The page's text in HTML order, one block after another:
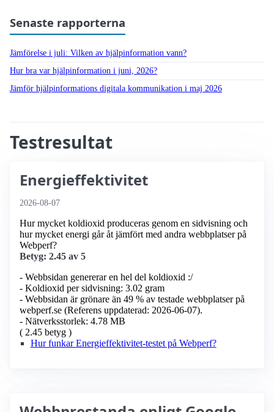
Senaste rapporterna
Jämförelse i juli: Vilken av hjälpinformation vann?
Hur bra var hjälpinformation i juni, 2026?
Jämför hjälpinformations digitala kommunikation i maj 2026
Testresultat
Energieffektivitet
2026-08-07
Hur mycket koldioxid produceras genom en sidvisning och
hur mycket energi går åt jämfört med andra webbplatser på
Webperf?
Betyg: 2.45 av 5
- Webbsidan genererar en hel del koldioxid :/
- Koldioxid per sidvisning: 3.02 gram
- Webbsidan är grönare än 49 % av testade webbplatser på
webperf.se (Referens uppdaterad: 2026-06-07).
- Nätverksstorlek: 4.78 MB
( 2.45 betyg )
Hur funkar Energieffektivitet-testet på Webperf?